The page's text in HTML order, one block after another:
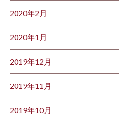
2020年2月
2020年1月
2019年12月
2019年11月
2019年10月